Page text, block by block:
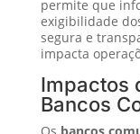
permite que
exigibilidade
segura e
impacta
Impactos
Bancos